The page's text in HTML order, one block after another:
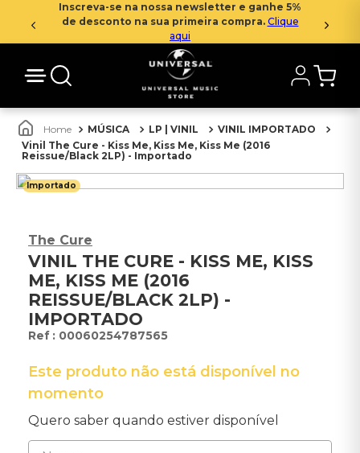
Inscreva-se na nossa newsletter e ganhe 5%
de desconto na sua primeira compra. Clique
aqui
MÚSICA LP | VINIL
VINIL IMPORTADO
Vinil The Cure - Kiss Me, Kiss Me, Kiss Me (2016
Reissue/Black 2LP) - Importado
Importado
The Cure
VINIL THE CURE - KISS ME, KISS
ME, KISS ME (2016
REISSUE/BLACK 2LP) -
IMPORTADO
: 00060254787565
Este produto não está disponível no
momento
Quero saber quando estiver disponível